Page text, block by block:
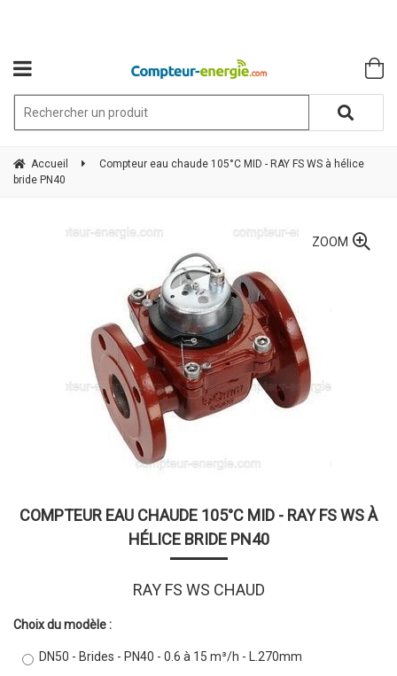
Accueil
Compteur eau chaude 105°C MID - RAY FS WS à hélice
bride PN40
ZOOM
COMPTEUR EAU CHAUDE 105°C MID - RAY FS WS À
HÉLICE BRIDE PN40
RAY FS WS CHAUD
Choix du modèle :
DN50 - Brides - PN40 - 0.6 à 15 m³/h - L.270mm